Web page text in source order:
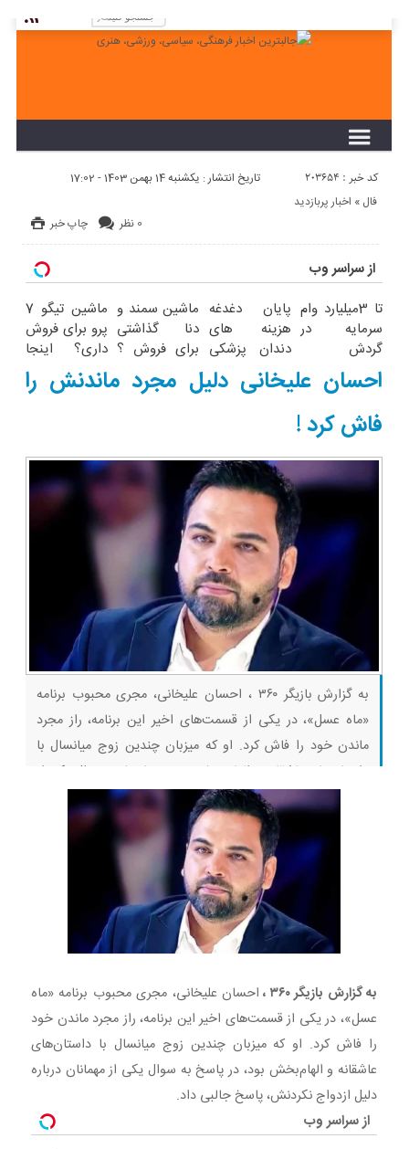
برويد و منوي خود را ايجاد كنيد!
کد خبر : 203654 تاریخ انتشار : یکشنبه 14 بهمن 1403 - 17:02
چاپ خبر 0 نظر
اخبار پربازدید « فال
از سراسر وب
تا 3میلیارد وام
سرمایه در
گردش
فروشندگان =>
فروشگاهت رو
ثبت کن
پایان دغدغه
هزینه های
دندان پزشکی
با پک سفید
کننده خانگی
ماشین سمند و
دنا گذاشتی
برای فروش ؟
اینجا سریع و
راحت بفروش
ماشین تیگو 7
پرو برای فروش
داری؟ اینجا
سریع بفروشش
احسان علیخانی دلیل مجرد ماندنش را
فاش کرد !
به گزارش بازیگر ۳۶۰ ، احسان علیخانی، مجری محبوب برنامه
«ماه عسل»، در یکی از قسمت‌های اخیر این برنامه، راز مجرد
ماندن خود را فاش کرد. او که میزبان چندین زوج میانسال با
داستان‌های عاشقانه و الهام‌بخش بود، در پاسخ به سوال یکی از
مهمانان درباره دلیل ازدواج نکردنش، پاسخ جالبی داد. بیا بازی
به گزارش بازیگر ۳۶۰ ،
احسان علیخانی، مجری محبوب برنامه «ماه
عسل»، در یکی از قسمت‌های اخیر این برنامه، راز مجرد ماندن خود
را فاش کرد. او که میزبان چندین زوج میانسال با داستان‌های
عاشقانه و الهام‌بخش بود، در پاسخ به سوال یکی از مهمانان درباره
دلیل ازدواج نکردنش، پاسخ جالبی داد.
از سراسر وب